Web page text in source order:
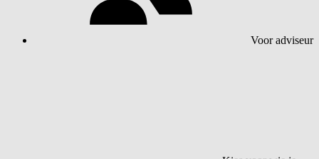
Voor adviseur